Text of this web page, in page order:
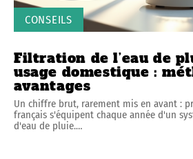
CONSEILS
Filtration de l’eau de
usage domestique :
avantages
Un chiffre brut, rarement mis en avant :
français s'équipent chaque année d'un
d'eau de pluie.…